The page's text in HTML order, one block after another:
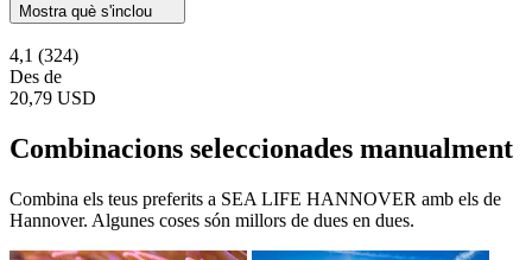
Mostra què s'inclou
4,1 (324)
Des de
20,79 USD
Combinacions seleccionades manualment
Combina els teus preferits a SEA LIFE HANNOVER amb els de
Hannover. Algunes coses són millors de dues en dues.